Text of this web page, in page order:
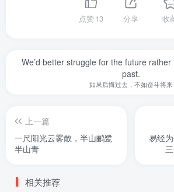
点赞13 分享 收
We’d better struggle for the future
past.
如果后悔过去，不如奋斗将来
上一篇
一尺阳光云雾散，半山鹂鹭
半山青
易经
相关推荐